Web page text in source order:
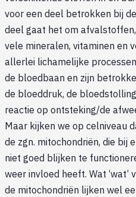
voor een deel betrokken bij
deel gaat het om
vele mineralen, vitaminen en
allerlei lichamelijke
de bloedbaan en zijn
de bloeddruk, de
reactie op ontsteking/de
Maar kijken we op celniveau
de zgn. mitochondriën, die bij
niet goed blijken te
weer invloed heeft. Wat
de mitochondriën lijken wel